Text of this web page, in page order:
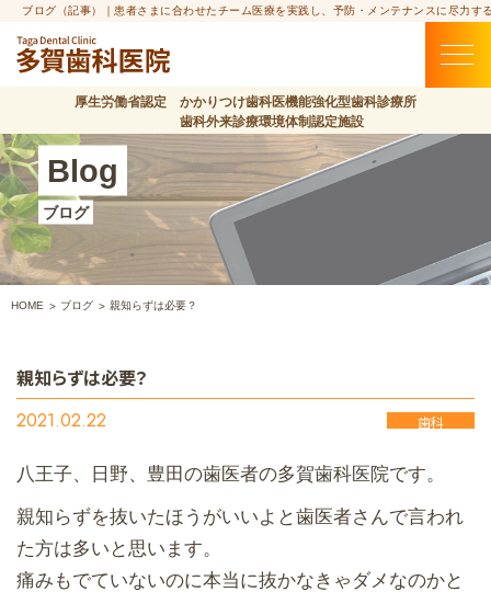
ブログ（記事）｜患者さまに合わせたチーム医療を実践し、予防・メンテナンスに尽力す
厚生労働省認定 かかりつけ歯科医機能強化型歯科診療所
歯科外来診療環境体制認定施設
Blog
ブログ
HOME ブログ 親知らずは必要？
親知らずは必要？
2021.02.22
歯科
八王子、日野、豊田の歯医者の多賀歯科医院です。
親知らずを抜いたほうがいいよと歯医者さんで言われ
た方は多いと思います。
痛みもでていないのに本当に抜かなきゃダメなのかと